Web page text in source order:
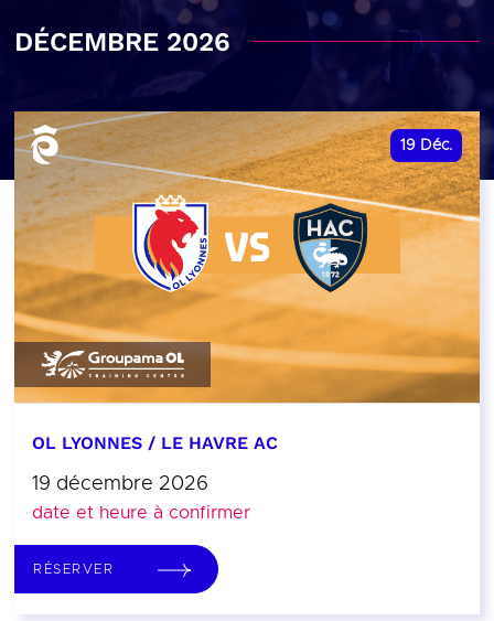
DÉCEMBRE 2026
19 Déc.
OL LYONNES / LE HAVRE AC
19 décembre 2026
date et heure à confirmer
RÉSERVER